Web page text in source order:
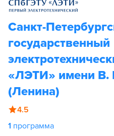
Санкт-
государственный
«ЛЭТИ» имени В.
(Ленина)
4.5
1 программа